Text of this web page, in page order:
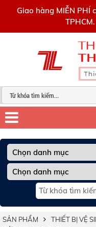
Giao hàng MIỄN PHÍ
SẢN PHẨM THIẾT BỊ VỆ
0909445903